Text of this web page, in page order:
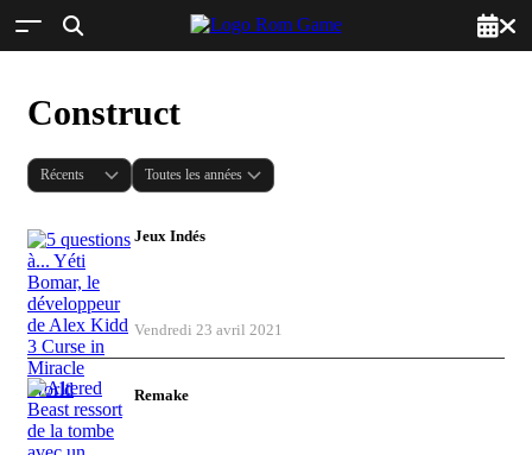
Construct
Jeux Indés
Vendredi 23 avril 2021
Remake